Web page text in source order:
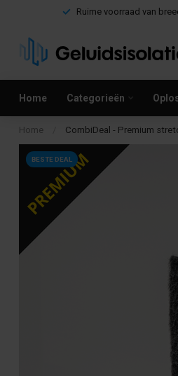
Ruime voorraad van
Home Categorieën
Home CombiDeal - Premium
BESTE DEAL